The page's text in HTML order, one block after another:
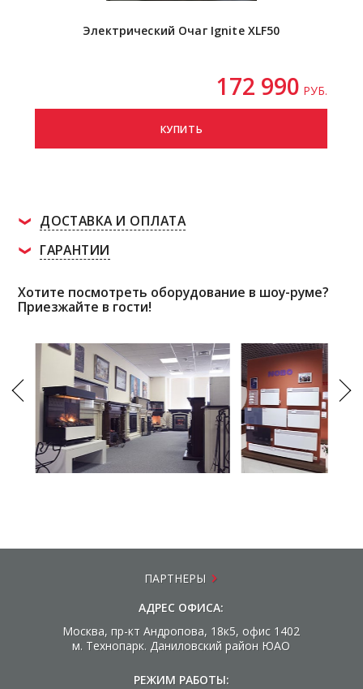
Электрический Очаг Ignite XLF50
172 990 РУБ.
КУПИТЬ
ДОСТАВКА И ОПЛАТА
ГАРАНТИИ
Хотите посмотреть оборудование в шоу-руме?
Приезжайте в гости!
ПАРТНЕРЫ
АДРЕС ОФИСА:
Москва, пр-кт Андропова, 18к5, офис 1402
м. Технопарк. Даниловский район ЮАО
РЕЖИМ РАБОТЫ: